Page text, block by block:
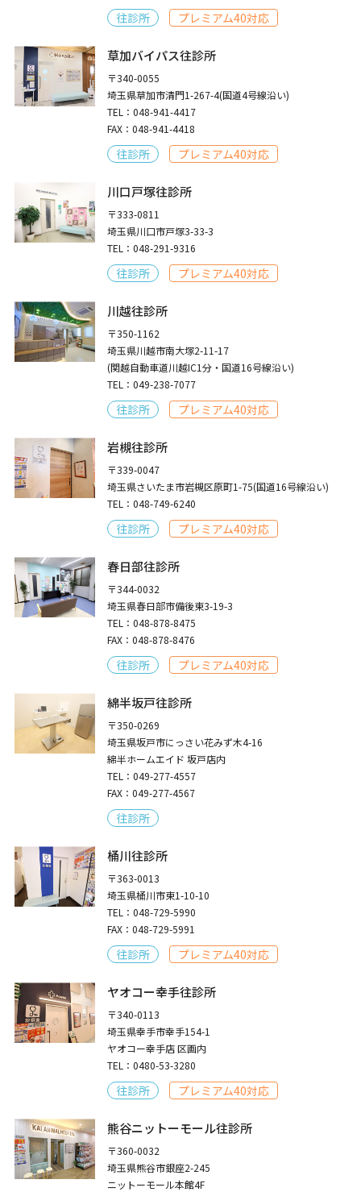
往診所 プレミアム40対応
草加バイパス往診所
〒340-0055
埼玉県草加市清門1-267-4(国道4号線沿い)
TEL：048-941-4417
FAX：048-941-4418
往診所 プレミアム40対応
川口戸塚往診所
〒333-0811
埼玉県川口市戸塚3-33-3
TEL：048-291-9316
往診所 プレミアム40対応
川越往診所
〒350-1162
埼玉県川越市南大塚2-11-17
(関越自動車道川越IC1分・国道16号線沿い)
TEL：049-238-7077
往診所 プレミアム40対応
岩槻往診所
〒339-0047
埼玉県さいたま市岩槻区原町1-75(国道16号線沿い)
TEL：048-749-6240
往診所 プレミアム40対応
春日部往診所
〒344-0032
埼玉県春日部市備後東3-19-3
TEL：048-878-8475
FAX：048-878-8476
往診所 プレミアム40対応
綿半坂戸往診所
〒350-0269
埼玉県坂戸市にっさい花みず木4-16
綿半ホームエイド 坂戸店内
TEL：049-277-4557
FAX：049-277-4567
往診所
桶川往診所
〒363-0013
埼玉県桶川市東1-10-10
TEL：048-729-5990
FAX：048-729-5991
往診所 プレミアム40対応
ヤオコー幸手往診所
〒340-0113
埼玉県幸手市幸手154-1
ヤオコー幸手店 区画内
TEL：0480-53-3280
往診所 プレミアム40対応
熊谷ニットーモール往診所
〒360-0032
埼玉県熊谷市銀座2-245
ニットーモール本館4F